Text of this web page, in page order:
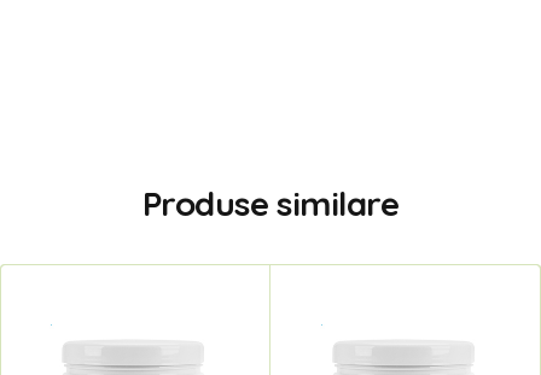
Produse similare